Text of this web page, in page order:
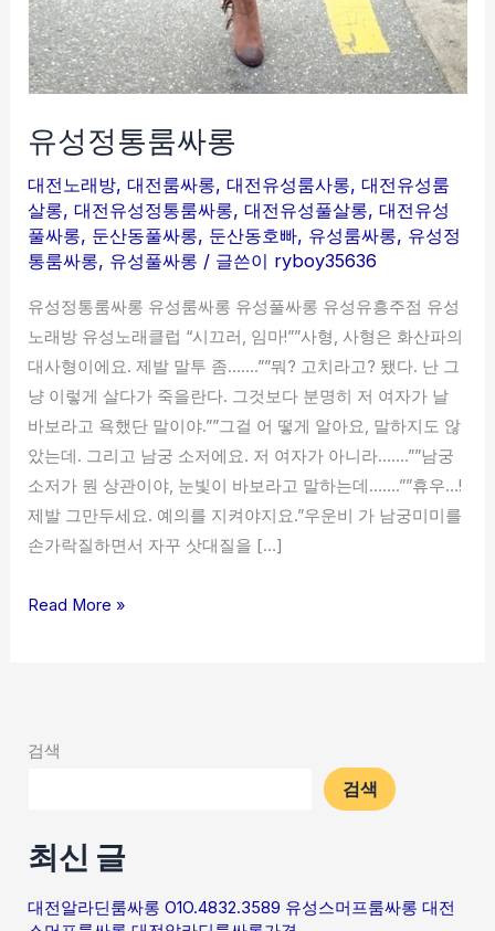
유성정통룸싸롱
대전노래방,대전룸싸롱,대전유성룸사롱,대전유성룸
살롱,대전유성정통룸싸롱,대전유성풀살롱,대전유성
풀싸롱, 둔산동풀싸롱, 둔산동호빠, 유성룸싸롱, 유성정
통룸싸롱, 유성풀싸롱 / 글쓴이 ryboy35636
유성정통룸싸롱 유성룸싸롱 유성풀싸롱 유성유흥주점 유성
노래방 유성노래클럽 “시끄러, 임마!””사형, 사형은 화산파의
대사형이에요. 제발 말투 좀…….””뭐? 고치라고? 됐다. 난 그
냥 이렇게 살다가 죽을란다. 그것보다 분명히 저 여자가 날
바보라고 욕했단 말이야.””그걸 어 떻게 알아요, 말하지도 않
았는데. 그리고 남궁 소저에요. 저 여자가 아니라…….””남궁
소저가 뭔 상관이야, 눈빛이 바보라고 말하는데…….””휴우…!
제발 그만두세요. 예의를 지켜야지요.”우운비 가 남궁미미를
손가락질하면서 자꾸 삿대질을 […]
Read More »
검색
검색
최신 글
대전알라딘룸싸롱 O1O.4832.3589 유성스머프룸싸롱 대전